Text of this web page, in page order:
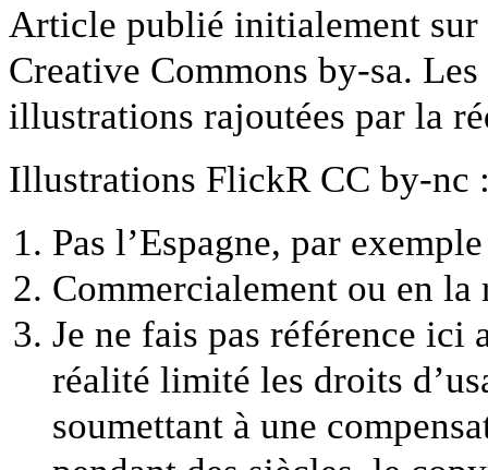
Article publié initialement
Creative Commons by-sa.
illustrations rajoutées par la
Illustrations FlickR CC by-nc
Pas l’Espagne, par
Commercialement ou en la
Je ne fais pas référence
réalité limité les droits
soumettant à une